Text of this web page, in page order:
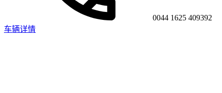
0044 1625 409392
车辆详情